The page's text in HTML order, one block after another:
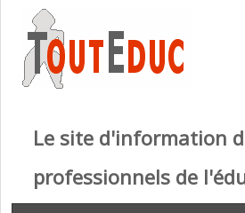
Le site d'information
professionnels de